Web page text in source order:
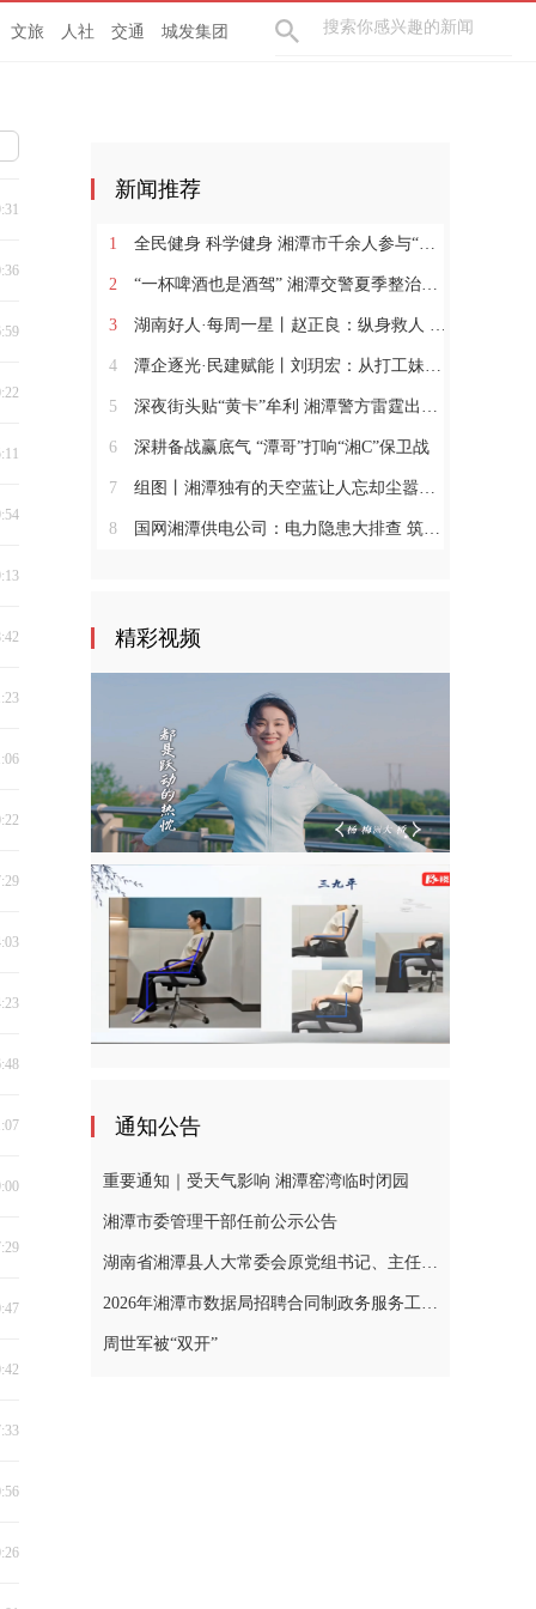
文旅 人社 交通 城发集团
新闻推荐
1 全民健身 科学健身 湘潭市千余人参与“全民健身日”活动
2 “一杯啤酒也是酒驾” 湘潭交警夏季整治行动再出击
3 湖南好人·每周一星丨赵正良：纵身救人 躬身兴村
4 潭企逐光·民建赋能丨刘玥宏：从打工妹到暖通“娘子军”领军人
5 深夜街头贴“黄卡”牟利 湘潭警方雷霆出击依法行政拘留
6 深耕备战赢底气 “潭哥”打响“湘C”保卫战
7 组图丨湘潭独有的天空蓝让人忘却尘嚣，沉醉其中
8 国网湘潭供电公司：电力隐患大排查 筑牢安全“防护网”
精彩视频
通知公告
重要通知｜受天气影响 湘潭窑湾临时闭园
湘潭市委管理干部任前公示公告
湖南省湘潭县人大常委会原党组书记、主任黄忠德涉嫌严重违纪违法，接受审查调查
2026年湘潭市数据局招聘合同制政务服务工作人员公告
周世军被“双开”